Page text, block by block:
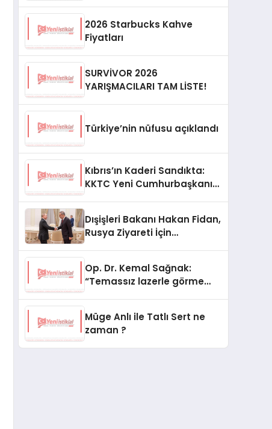
2026 Starbucks Kahve
Fiyatları
SURVİVOR 2026
YARIŞMACILARI TAM LİSTE!
Türkiye’nin nüfusu açıklandı
Kıbrıs’ın Kaderi Sandıkta:
KKTC Yeni Cumhurbaşkanını
Dışişleri Bakanı Hakan Fidan,
Rusya Ziyareti İçin
Op. Dr. Kemal Sağnak:
“Temassız lazerle görme
Müge Anlı ile Tatlı Sert ne
zaman ?